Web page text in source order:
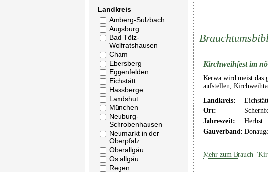
Landkreis
Amberg-Sulzbach
Augsburg
Bad Tölz-
Wolfratshausen
Cham
Ebersberg
Eggenfelden
Eichstätt
Hassberge
Landshut
München
Neuburg-
Schrobenhausen
Neumarkt in der
Oberpfalz
Oberallgäu
Ostallgäu
Regen
Kirchweihfest im
Kerwa wird meist das
aufstellen,
Landkreis:
Eichstätt
Ort:
Jahreszeit:
Herbst
Gauverband:
Mehr zum Brauch